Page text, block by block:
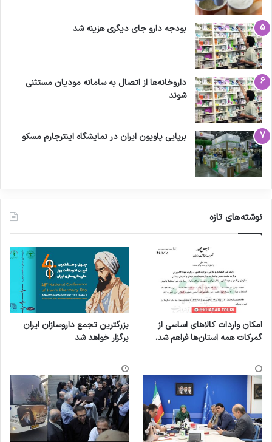
بودجه دارو جای دیگری هزینه شد
داروخانه‌ها از اتصال به سامانه مودیان مستثنی
شوند
برپایی پاویون ایران در نمایشگاه اینترچارم مسکو
نوشته‌های تازه
امکان واردات کالاهای اساسی از
گمرکات همه استان‌ها فراهم شد.
بزرگترین تجمع داروسازان ایران
برگزار خواهد شد